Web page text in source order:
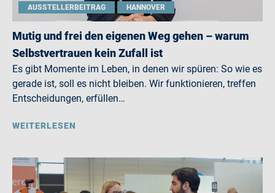
AUSSTELLERBEITRAG HANNOVER
Mutig und frei den eigenen Weg gehen – warum
Selbstvertrauen kein Zufall ist
Es gibt Momente im Leben, in denen wir spüren: So wie es
gerade ist, soll es nicht bleiben. Wir funktionieren, treffen
Entscheidungen, erfüllen…
WEITERLESEN